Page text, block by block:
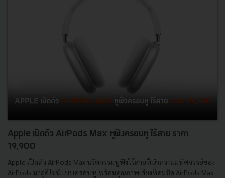
Apple เปิดตัว AirPods Max หูฟังครอบหู ไร้สาย ราคา
19,900
Apple เปิดตัว AirPods Max นวัตกรรมหูฟังไร้สายที่นำความมหัศจรรย์ของ
AirPods มาสู่ดีไซน์แบบครอบหู พร้อมคุณภาพเสียงที่คมชัด AirPods Max